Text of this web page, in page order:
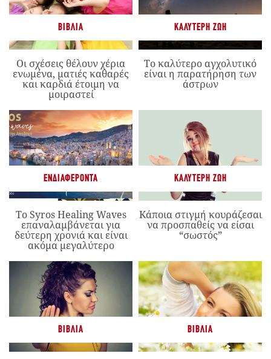
ΒΙΒΛΊΑ
Οι σχέσεις θέλουν χέρια
ενωμένα, ματιές καθαρές
και καρδιά έτοιμη να
μοιραστεί
ΚΑΛΎΤΕΡΗ ΖΩΉ
Το καλύτερο αγχολυτικό
είναι η παρατήρηση των
άστρων
ΕΝΔΙΑΦΈΡΟΝΤΑ
Το Syros Healing Waves
επαναλαμβάνεται για
δεύτερη χρονιά και είναι
ακόμα μεγαλύτερο
ΚΑΛΎΤΕΡΗ ΖΩΉ
Κάποια στιγμή κουράζεσαι
να προσπαθείς να είσαι
“σωστός”
ΒΙΒΛΊΑ ΒΙΒΛΊΑ